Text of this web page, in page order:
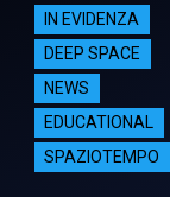
IN EVIDENZA
DEEP SPACE
NEWS
EDUCATIONAL
SPAZIOTEMPO